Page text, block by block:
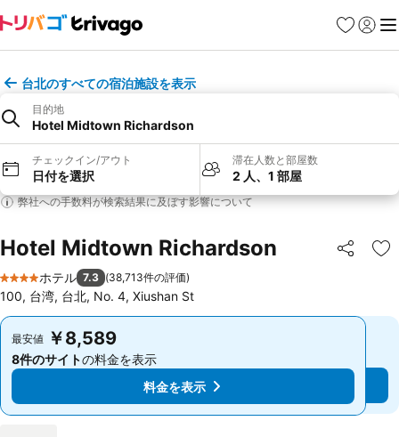
お気に入り
ログイ
メ
台北のすべての宿泊施設を表示
目的地
Hotel Midtown Richardson
チェックイン/アウト
日付を選択
滞在人数と部屋数
2 人、1 部屋
弊社への手数料が検索結果に及ぼす影響について
Hotel Midtown Richardson シェア
お
4 ホテルのランク
ホテル 7.3 (38,713件の評価)
100, 台湾, 台北, No. 4, Xiushan St
最安値 ￥8,589
8件のサイトの料金を表示
料金を表示
最安値 ￥8,589
8件のサイトの料金を表示
料金を表示